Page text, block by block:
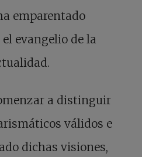
emparentado
evangelio de la
a distinguir
válidos e
dichas visiones,